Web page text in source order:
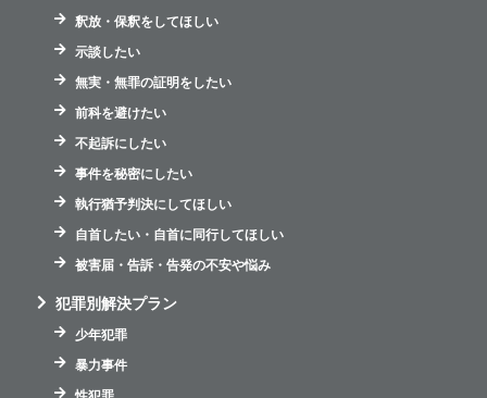
釈放・保釈をしてほしい
示談したい
無実・無罪の証明をしたい
前科を避けたい
不起訴にしたい
事件を秘密にしたい
執行猶予判決にしてほしい
自首したい・自首に同行してほしい
被害届・告訴・告発の不安や悩み
犯罪別解決プラン
少年犯罪
暴力事件